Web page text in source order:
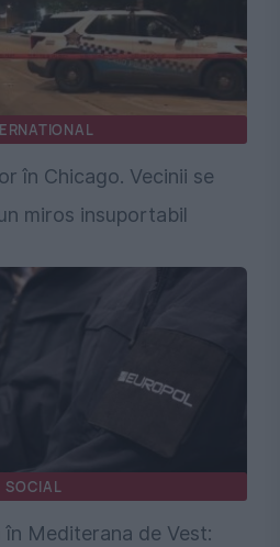
în Chicago. Vecinii se
miros insuportabil
SOCIAL
Mediterana de Vest: